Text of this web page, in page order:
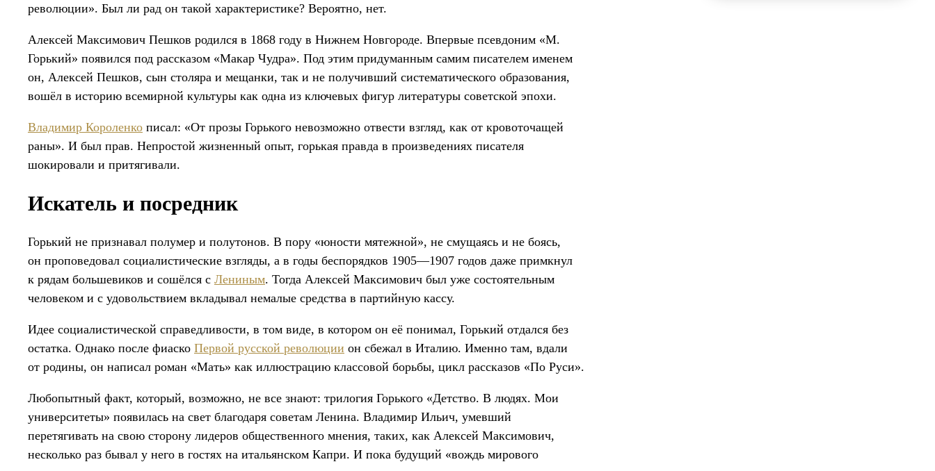
революции». Был ли рад он такой характеристике? Вероятно, нет.
Алексей Максимович Пешков родился в 1868 году в Нижнем Новгороде. Впервые псевдоним «М.
Горький» появился под рассказом «Макар Чудра». Под этим придуманным самим писателем именем
он, Алексей Пешков, сын столяра и мещанки, так и не получивший систематического образования,
вошёл в историю всемирной культуры как одна из ключевых фигур литературы советской эпохи.
Владимир Короленко писал: «От прозы Горького невозможно отвести взгляд, как от кровоточащей
раны». И был прав. Непростой жизненный опыт, горькая правда в произведениях писателя
шокировали и притягивали.
Искатель и посредник
Горький не признавал полумер и полутонов. В пору «юности мятежной», не смущаясь и не боясь,
он проповедовал социалистические взгляды, а в годы беспорядков 1905—1907 годов даже примкнул
к рядам большевиков и сошёлся с Лениным. Тогда Алексей Максимович был уже состоятельным
человеком и с удовольствием вкладывал немалые средства в партийную кассу.
Идее социалистической справедливости, в том виде, в котором он её понимал, Горький отдался без
остатка. Однако после фиаско Первой русской революции он сбежал в Италию. Именно там, вдали
от родины, он написал роман «Мать» как иллюстрацию классовой борьбы, цикл рассказов «По Руси».
Любопытный факт, который, возможно, не все знают: трилогия Горького «Детство. В людях. Мои
университеты» появилась на свет благодаря советам Ленина. Владимир Ильич, умевший
перетягивать на свою сторону лидеров общественного мнения, таких, как Алексей Максимович,
несколько раз бывал у него в гостях на итальянском Капри. И пока будущий «вождь мирового